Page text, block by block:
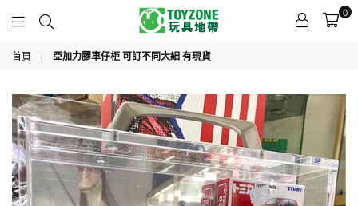
TOYZONE
0
首頁 | 亞加力膠車仔柜 可訂不同大細 有現貨